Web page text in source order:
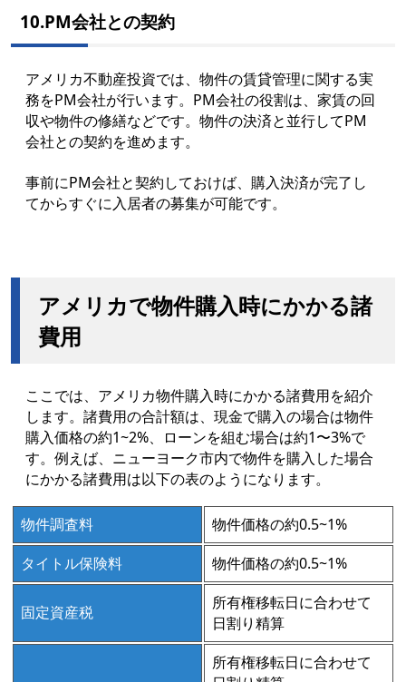
10.PM会社との契約
アメリカ不動産投資では、物件の賃貸管理に関する実
務をPM会社が行います。PM会社の役割は、家賃の回
収や物件の修繕などです。物件の決済と並行してPM
会社との契約を進めます。
事前にPM会社と契約しておけば、購入決済が完了し
てからすぐに入居者の募集が可能です。
アメリカで物件購入時にかかる諸
費用
ここでは、アメリカ物件購入時にかかる諸費用を紹介
します。諸費用の合計額は、現金で購入の場合は物件
購入価格の約1~2%、ローンを組む場合は約1〜3%で
す。例えば、ニューヨーク市内で物件を購入した場合
にかかる諸費用は以下の表のようになります。
物件調査料
物件価格の約0.5~1%
タイトル保険料
物件価格の約0.5~1%
固定資産税
所有権移転日に合わせて
日割り精算
所有権移転日に合わせて